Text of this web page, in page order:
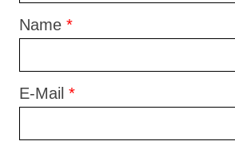
Name *
E-Mail *